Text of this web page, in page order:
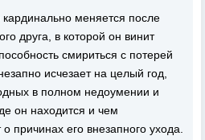
меняется после
друга, в которой он винит
смириться с потерей
исчезает на целый год,
в полном недоумении и
он находится и чем
причинах его внезапного ухода.